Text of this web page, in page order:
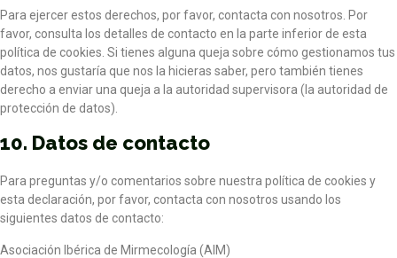
Para ejercer estos derechos, por favor, contacta con nosotros. Por
favor, consulta los detalles de contacto en la parte inferior de esta
política de cookies. Si tienes alguna queja sobre cómo gestionamos tus
datos, nos gustaría que nos la hicieras saber, pero también tienes
derecho a enviar una queja a la autoridad supervisora (la autoridad de
protección de datos).
10. Datos de contacto
Para preguntas y/o comentarios sobre nuestra política de cookies y
esta declaración, por favor, contacta con nosotros usando los
siguientes datos de contacto:
Asociación Ibérica de Mirmecología (AIM)